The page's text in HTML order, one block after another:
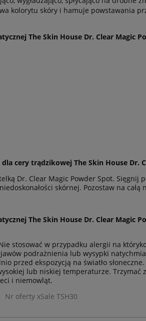
kolorytu skóry i hamuje powstawania
The Skin House Dr. Clear Magic
cery trądzikowej The Skin House Dr.
Dr. Clear Magic Powder Spot. Sięgnij
skórnej. Pozostaw na całą
The Skin House Dr. Clear Magic
stosować w przypadku alergii na
podrażnienia lub wysypki
przed ekspozycją na światło
lub niskiej temperaturze. Trzymać
i niemowląt.
Nr oferty xSale TSH30